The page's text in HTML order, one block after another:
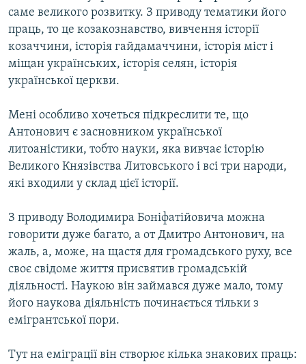
саме великого розвитку. З приводу тематики його
праць, то це козакознавство, вивчення історії
козаччини, історія гайдамаччини, історія міст і
міщан українських, історія селян, історія
української церкви.
Мені особливо хочеться підкреслити те, що
Антонович є засновником української
литоаністики, тобто науки, яка вивчає історію
Великого Князівства Литовського і всі три народи,
які входили у склад цієї історії.
З приводу Володимира Боніфатійовича можна
говорити дуже багато, а от Дмитро Антонович, на
жаль, а, може, на щастя для громадського руху, все
своє свідоме життя присвятив громадській
діяльності. Наукою він займався дуже мало, тому
його наукова діяльність починається тільки з
емігрантської пори.
Тут на еміграції він створює кілька знакових праць: